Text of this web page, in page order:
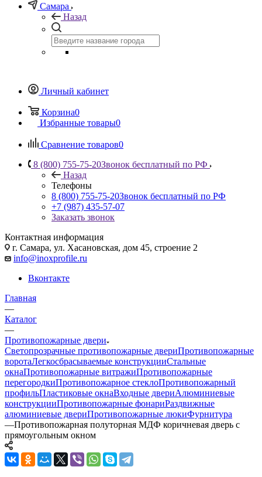
Самара
Назад
Личный кабинет
Корзина0
Избранные товары0
Сравнение товаров0
8 (800) 755-75-20Звонок бесплатный по РФ
Назад
Телефоны
8 (800) 755-75-20Звонок бесплатный по РФ
+7 (987) 435-57-07
Заказать звонок
Контактная информация
г. Самара, ул. Хасановская, дом 45, строение 2
info@inoxprofile.ru
Вконтакте
Главная
—
Каталог
—
Противопожарные двери
Светопрозрачные противопожарные двериПротивопожарные
воротаЛегкосбрасываемые конструкцииСтальные
окнаПротивопожарные витражиПротивопожарные
перегородкиПротивопожарное стеклоПротивопожарный
профильПластиковые окнаВходные двериАлюминиевые
конструкцииПротивопожарные фонариРаздвижные
алюминиевые двериПротивопожарные люкиФурнитура
—Противопожарная полуторная МДФ коричневая дверь с
прямоугольным окном